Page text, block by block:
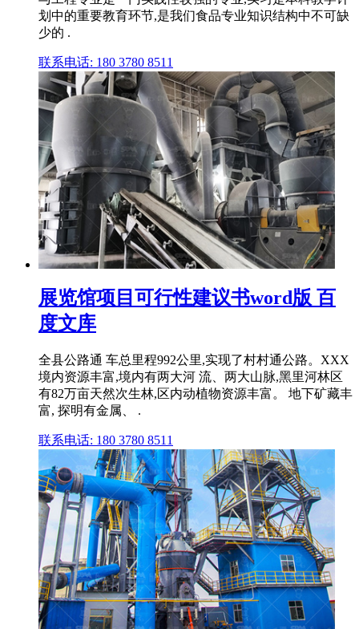
划中的重要教育环节,是我们食品专业知识结构中不可缺
少的 .
联系电话: 180 3780 8511
展览馆项目可行性建议书word版 百
度文库
全县公路通 车总里程992公里,实现了村村通公路。XXX
境内资源丰富,境内有两大河 流、两大山脉,黑里河林区
有82万亩天然次生林,区内动植物资源丰富。 地下矿藏丰
富, 探明有金属、 .
联系电话: 180 3780 8511